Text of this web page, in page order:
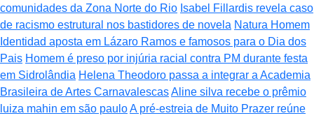
comunidades da Zona Norte do Rio Isabel Fillardis revela caso
de racismo estrutural nos bastidores de novela Natura Homem
Identidad aposta em Lázaro Ramos e famosos para o Dia dos
Pais Homem é preso por injúria racial contra PM durante festa
em Sidrolândia Helena Theodoro passa a integrar a Academia
Brasileira de Artes CarnavalescasAline silva recebe o prêmio
luiza mahin em são pauloA pré-estreia de Muito Prazer reúne